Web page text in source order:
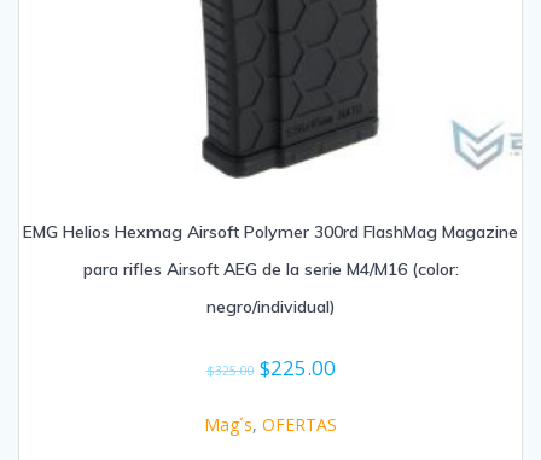
EMG Helios Hexmag Airsoft Polymer 300rd FlashMag Magazine
para rifles Airsoft AEG de la serie M4/M16 (color:
negro/individual)
$325.00 $225.00
Mag´s, OFERTAS